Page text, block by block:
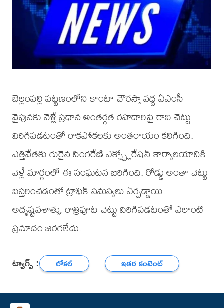
బెల్లంపల్లి పట్టణంలోని కాంటా చౌరస్తా వద్ద ఏఎంసీ
వైపునకు వెళ్లే ప్రధాన అంతర్గత రహదారిపై రావి చెట్టు
విరిగిపడటంతో రాకపోకలకు అంతరాయం కలిగింది.
ఎత్తివేతకు గురైన సింగరేణి ఎక్స్ప్లోరేషన్ కార్యాలయానికి
వెళ్లే మార్గంలో ఈ సంఘటన జరిగింది. రోడ్డు అంతా చెట్టు
విస్తరించడంతో ట్రాఫిక్ సమస్యలు ఏర్పడ్డాయి.
అదృష్టవశాత్తు, రాత్రిపూట చెట్టు విరిగిపడటంతో ఎలాంటి
ప్రమాదం జరగలేదు.
ట్యాగ్స్ : లోకల్ ఇతర కంటెంట్